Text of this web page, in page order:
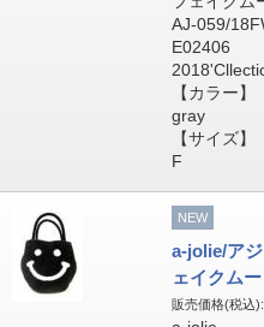
AJ-059/
E02406
【カラー】
gray
【サイズ】
F
NEW
a-jolie/ア
ェイクム
販売価格(税込):